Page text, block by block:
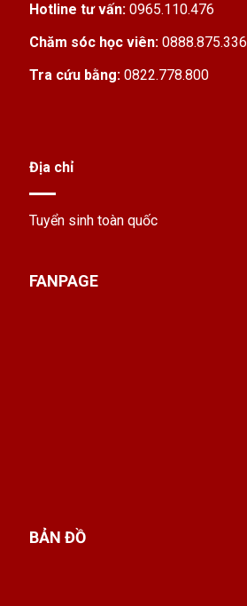
Hotline tư vấn: 0965.110.476
Chăm sóc học viên: 0888.875.336
Tra cứu bằng: 0822.778.800
Địa chỉ
Tuyển sinh toàn quốc
FANPAGE
BẢN ĐỒ